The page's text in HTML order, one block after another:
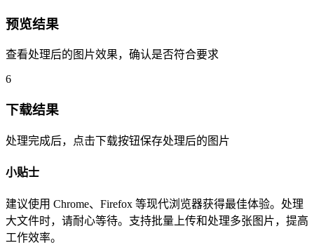
预览结果
查看处理后的图片效果，确认是否符合要求
6
下载结果
处理完成后，点击下载按钮保存处理后的图片
小贴士
建议使用 Chrome、Firefox 等现代浏览器获得最佳体验。处理
大文件时，请耐心等待。支持批量上传和处理多张图片，提高
工作效率。